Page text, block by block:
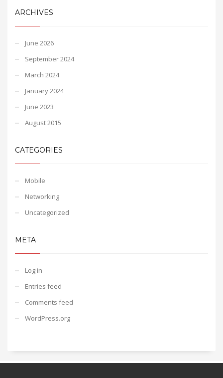
ARCHIVES
June 2026
September 2024
March 2024
January 2024
June 2023
August 2015
CATEGORIES
Mobile
Networking
Uncategorized
META
Log in
Entries feed
Comments feed
WordPress.org